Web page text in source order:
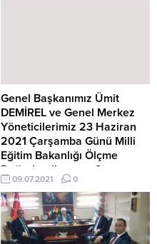
Genel Başkanımız Ümit
DEMİREL ve Genel Merkez
Yöneticilerimiz 23 Haziran
2021 Çarşamba Günü Milli
Eğitim Bakanlığı Ölçme
Değerlendirme ve Sınav
Hizmetleri Genel Müdürü
Dr.Sadri ŞENSOY’a Ziyarette
Bulunacaklardır.
Yapılacak Görüşmede; *MEB
09.07.2021 0